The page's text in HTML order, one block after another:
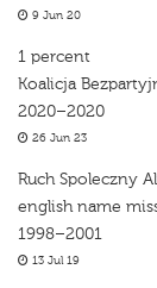
9 Jun 20
1 percent
Koalicja
2020–2020
26 Jun 23
Ruch Spoleczny
english name
1998–2001
13 Jul 19